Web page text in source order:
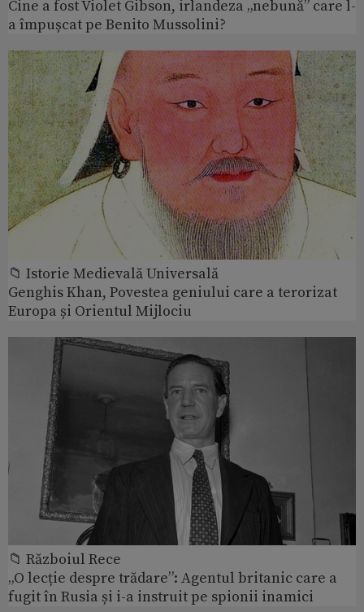
Cine a fost Violet Gibson, irlandeza „nebună” care l-
a împușcat pe Benito Mussolini?
📁 Istorie Medievală Universală
Genghis Khan, Povestea geniului care a terorizat
Europa și Orientul Mijlociu
📁 Războiul Rece
„O lecție despre trădare”: Agentul britanic care a
fugit în Rusia și i-a instruit pe spionii inamici